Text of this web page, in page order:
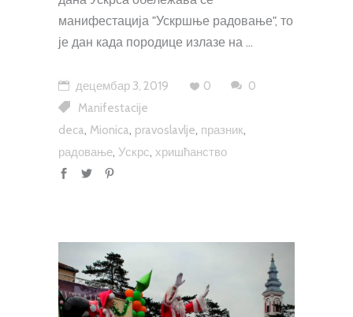
манифестација "Ускршње радовање", то
је дан када породице излазе на
децембар 3, 2019 0
0
Manifestacije
deca, Mionica, pravoslavlje, празник,
радовање, Ускрс, хришћанство